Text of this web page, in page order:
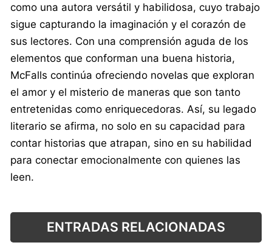
como una autora versátil y habilidosa, cuyo trabajo
sigue capturando la imaginación y el corazón de
sus lectores. Con una comprensión aguda de los
elementos que conforman una buena historia,
McFalls continúa ofreciendo novelas que exploran
el amor y el misterio de maneras que son tanto
entretenidas como enriquecedoras. Así, su legado
literario se afirma, no solo en su capacidad para
contar historias que atrapan, sino en su habilidad
para conectar emocionalmente con quienes las
leen.
ENTRADAS RELACIONADAS